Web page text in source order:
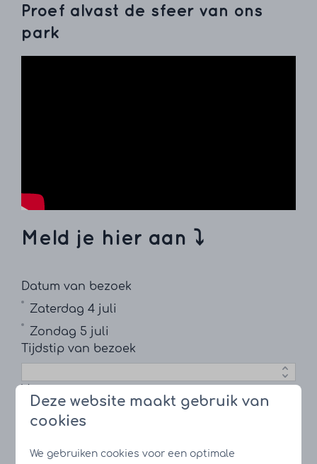
Proef alvast de sfeer van ons
park
Meld je hier aan ⤵︎
Datum van bezoek
Zaterdag 4 juli
Zondag 5 juli
Tijdstip van bezoek
Deze website maakt gebruik van
cookies
We gebruiken cookies voor een optimale